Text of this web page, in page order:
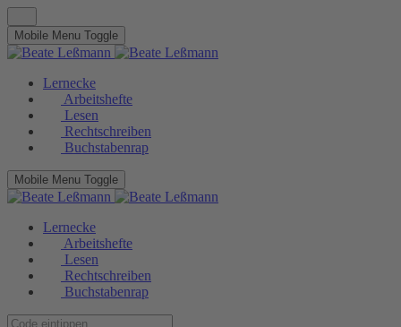
Mobile Menu Toggle
Lernecke
Arbeitshefte
Lesen
Rechtschreiben
Buchstabenrap
Mobile Menu Toggle
Lernecke
Arbeitshefte
Lesen
Rechtschreiben
Buchstabenrap